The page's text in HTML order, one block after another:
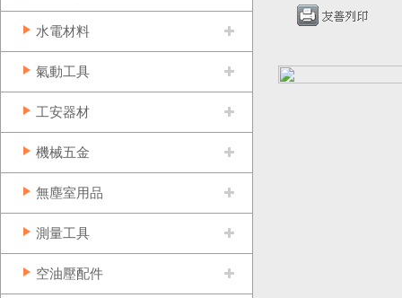
水電材料
氣動工具
工安器材
機械五金
無塵室用品
測量工具
空油壓配件